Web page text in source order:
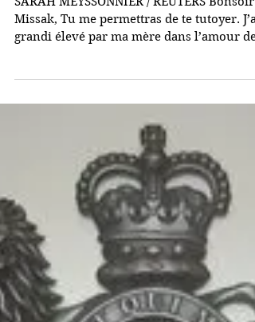
SARAH MEYSSONNIER / REUTERS Bonsoir